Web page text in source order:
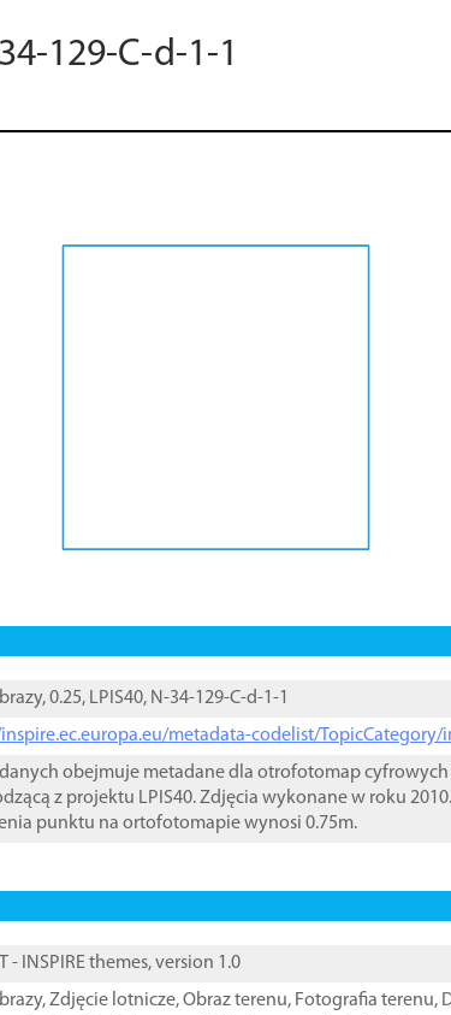
129-C-d-1-1
0.25, LPIS40, N-34-129-C-d-1-1
metadata-codelist/TopicCategory/
obejmuje metadane dla otrofotomap
z projektu LPIS40. Zdjęcia wykonane w roku
punktu na ortofotomapie wynosi 0.75m.
- INSPIRE themes, version 1.0
,Zdjęcie lotnicze,Obraz terenu, Fotografia terenu,